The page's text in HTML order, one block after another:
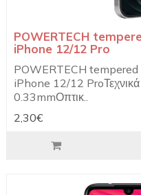
POWERTECH
iPhone 12/12 Pro
POWERTECH
iPhone 12/12 ProΤεχνικά
0.33mmΟπτικ..
2,30€